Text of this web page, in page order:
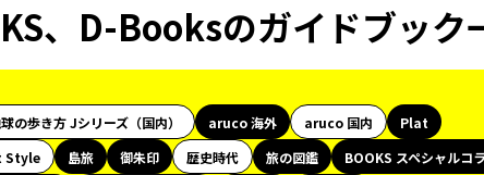
、D-Booksのガイドブック
の歩き方 Jシリーズ（国内） aruco 海外 aruco 国内
Plat
Style 島旅 御朱印 歴史時代 旅の図鑑
BOOKS スペシャルコ